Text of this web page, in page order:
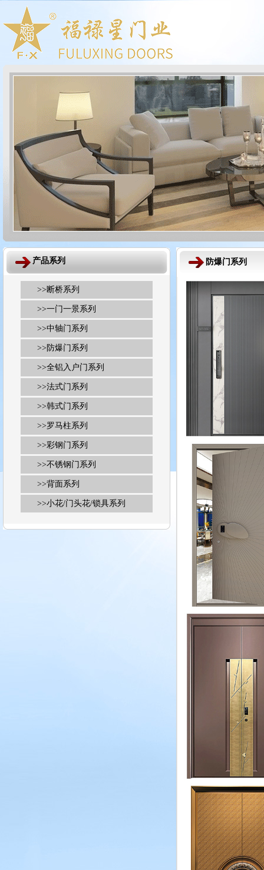
产品系列
>>断桥系列
>>一门一景系列
>>中轴门系列
>> 防爆门系列
>>全铝入户门系列
>>法式门系列
>>韩式门系列
>>罗马柱系列
>>彩钢门系列
>>不锈钢门系列
>>背面系列
>>小花/门头花/锁具系列
防爆门系列